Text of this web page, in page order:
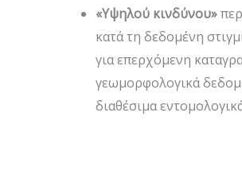
«Υψηλού κινδύνου»
κατά τη δεδομένη
για επερχόμενη
γεωμορφολογικά
διαθέσιμα